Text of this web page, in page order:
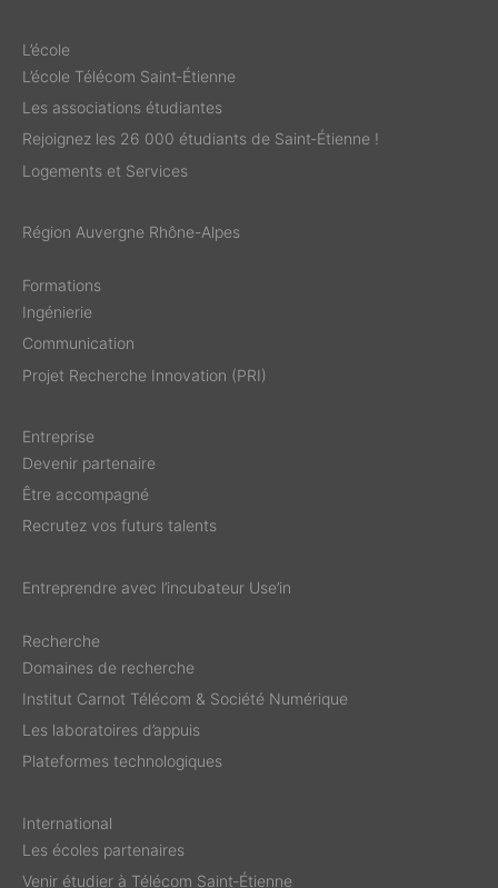
L’école
L’école Télécom Saint‑Étienne
Les associations étudiantes
Rejoignez les 26 000 étudiants de Saint‑Étienne !
Logements et Services
Région Auvergne Rhône-Alpes
Formations
Ingénierie
Communication
Projet Recherche Innovation (PRI)
Entreprise
Devenir partenaire
Être accompagné
Recrutez vos futurs talents
Entreprendre avec l’incubateur Use’in
Recherche
Domaines de recherche
Institut Carnot Télécom & Société Numérique
Les laboratoires d’appuis
Plateformes technologiques
International
Les écoles partenaires
Venir étudier à Télécom Saint‑Étienne